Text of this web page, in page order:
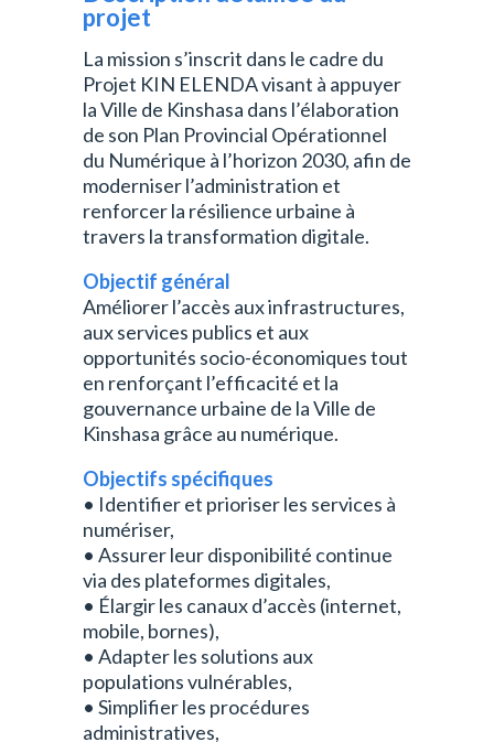
projet
La mission s’inscrit dans le cadre du
Projet KIN ELENDA visant à appuyer
la Ville de Kinshasa dans l’élaboration
de son Plan Provincial Opérationnel
du Numérique à l’horizon 2030, afin de
moderniser l’administration et
renforcer la résilience urbaine à
travers la transformation digitale.
Objectif général
Améliorer l’accès aux infrastructures,
aux services publics et aux
opportunités socio-économiques tout
en renforçant l’efficacité et la
gouvernance urbaine de la Ville de
Kinshasa grâce au numérique.
Objectifs spécifiques
• Identifier et prioriser les services à
numériser,
• Assurer leur disponibilité continue
via des plateformes digitales,
• Élargir les canaux d’accès (internet,
mobile, bornes),
• Adapter les solutions aux
populations vulnérables,
• Simplifier les procédures
administratives,